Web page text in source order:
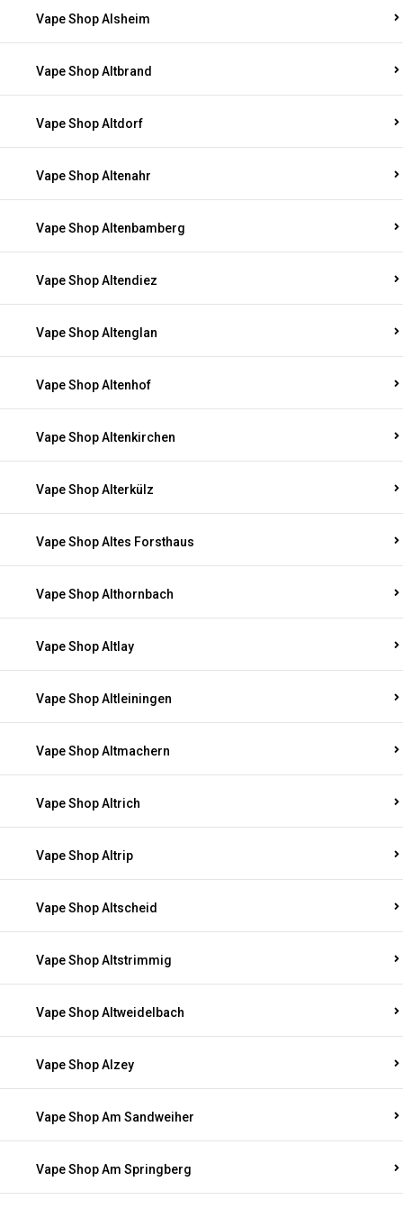
Vape Shop Alsheim
Vape Shop Altbrand
Vape Shop Altdorf
Vape Shop Altenahr
Vape Shop Altenbamberg
Vape Shop Altendiez
Vape Shop Altenglan
Vape Shop Altenhof
Vape Shop Altenkirchen
Vape Shop Alterkülz
Vape Shop Altes Forsthaus
Vape Shop Althornbach
Vape Shop Altlay
Vape Shop Altleiningen
Vape Shop Altmachern
Vape Shop Altrich
Vape Shop Altrip
Vape Shop Altscheid
Vape Shop Altstrimmig
Vape Shop Altweidelbach
Vape Shop Alzey
Vape Shop Am Sandweiher
Vape Shop Am Springberg